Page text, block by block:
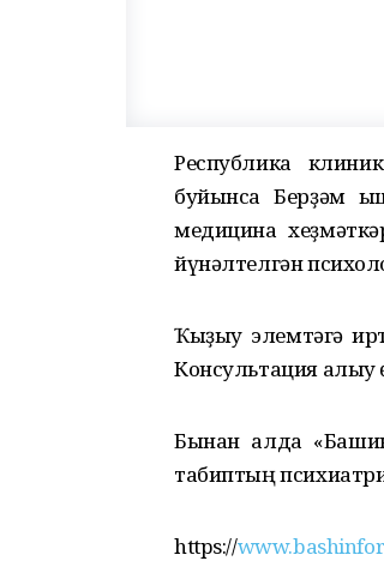
Республика
буйынса Берҙәм
медицина
йүнәлтелгән
Ҡыҙыу элемтәгә
Консультация алыу
Бынан алда
табиптың
https://